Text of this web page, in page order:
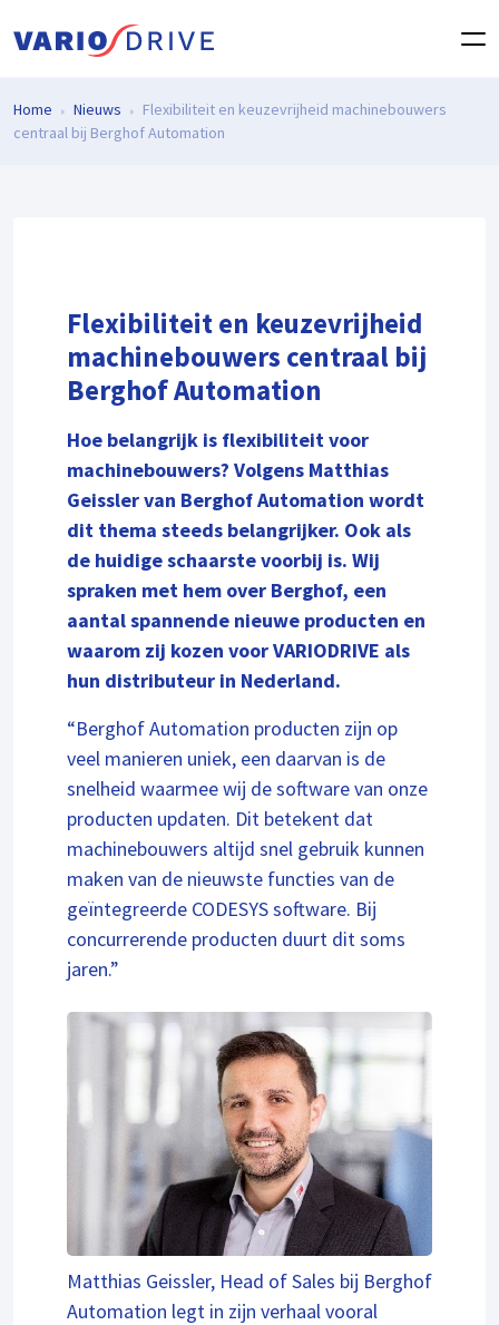
Home Nieuws
Flexibiliteit en keuzevrijheid machinebouwers
centraal bij Berghof Automation
Flexibiliteit en keuzevrijheid
machinebouwers centraal bij
Berghof Automation
Hoe belangrijk is flexibiliteit voor
machinebouwers? Volgens Matthias
Geissler van Berghof Automation wordt
dit thema steeds belangrijker. Ook als
de huidige schaarste voorbij is. Wij
spraken met hem over Berghof, een
aantal spannende nieuwe producten en
waarom zij kozen voor VARIODRIVE als
hun distributeur in Nederland.
“Berghof Automation producten zijn op
veel manieren uniek, een daarvan is de
snelheid waarmee wij de software van onze
producten updaten. Dit betekent dat
machinebouwers altijd snel gebruik kunnen
maken van de nieuwste functies van de
geïntegreerde CODESYS software. Bij
concurrerende producten duurt dit soms
jaren.”
Matthias Geissler, Head of Sales bij Berghof
Automation legt in zijn verhaal vooral